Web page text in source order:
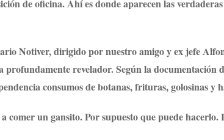
de oficina. Ahí es donde aparecen las
Notiver, dirigido por nuestro amigo y ex jefe
revelador. Según la documentación
consumos de botanas, frituras, golosinas y
un gansito. Por supuesto que puede hacerlo.